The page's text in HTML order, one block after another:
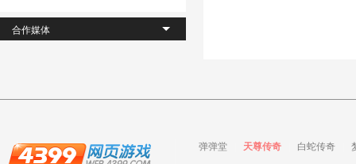
合作媒体
弹弹堂 天尊传奇 白蛇传奇